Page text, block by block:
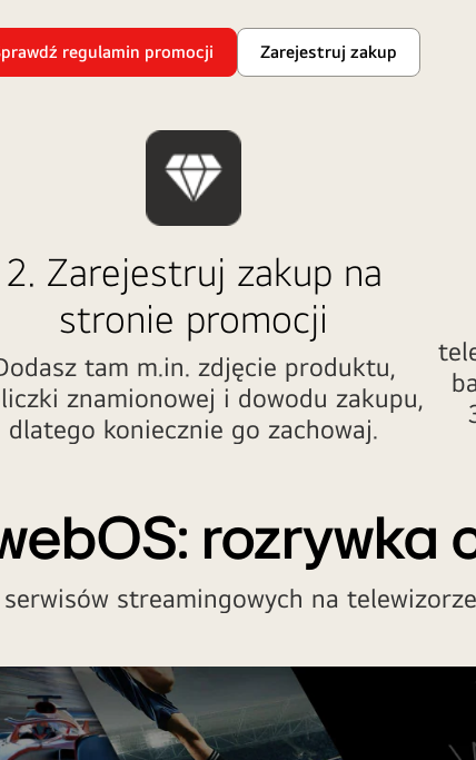
regulamin promocji Zarejestruj zakup
2. Zarejestruj zakup na
stronie promocji
tam m.in. zdjęcie produktu,
znamionowej i dowodu zakupu,
dlatego koniecznie go zachowaj.
rozrywka
serwisów streamingowych na